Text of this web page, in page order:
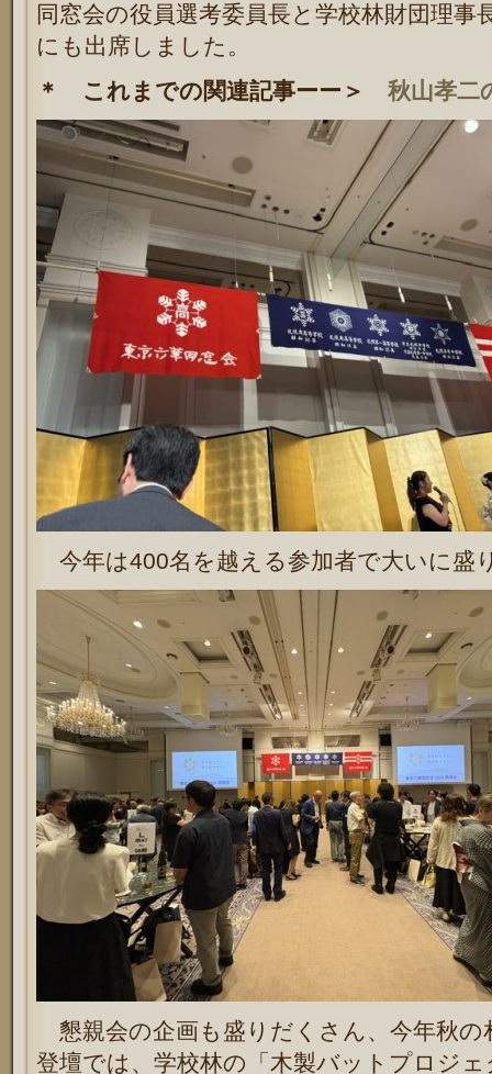
同窓会の役員選考委員長と学校林財団理
にも出席しました。
＊ これまでの関連記事ーー＞ 秋山孝二
今年は400名を越える参加者で大いに盛
懇親会の企画も盛りだくさん、今年秋の
登壇では、学校林の「木製バットプロジ